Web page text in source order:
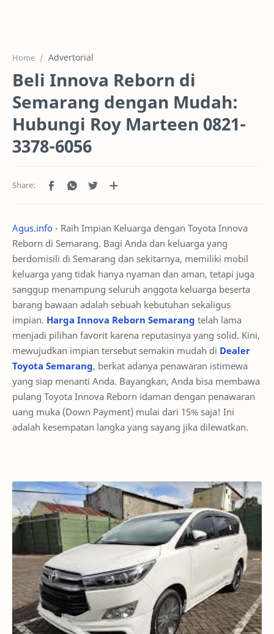
Pricing
Services
Home Advertorial
Beli Innova Reborn di
Semarang dengan Mudah:
Hubungi Roy Marteen 0821-
3378-6056
Agus.info - Raih Impian Keluarga dengan Toyota Innova
Reborn di Semarang. Bagi Anda dan keluarga yang
berdomisili di Semarang dan sekitarnya, memiliki mobil
keluarga yang tidak hanya nyaman dan aman, tetapi juga
sanggup menampung seluruh anggota keluarga beserta
barang bawaan adalah sebuah kebutuhan sekaligus
impian. Harga Innova Reborn Semarang telah lama
menjadi pilihan favorit karena reputasinya yang solid. Kini,
mewujudkan impian tersebut semakin mudah di Dealer
Toyota Semarang, berkat adanya penawaran istimewa
yang siap menanti Anda. Bayangkan, Anda bisa membawa
pulang Toyota Innova Reborn idaman dengan penawaran
uang muka (Down Payment) mulai dari 15% saja! Ini
adalah kesempatan langka yang sayang jika dilewatkan.